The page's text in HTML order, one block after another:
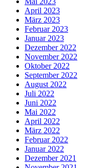
April 2023
März 2023
Februar 2023
Januar 2023
Dezember 2022
November 2022
Oktober 2022
September 2022
August 2022
Juli 2022
Juni 2022
Mai 2022
April 2022
März 2022
Februar 2022
Januar 2022
Dezember 2021